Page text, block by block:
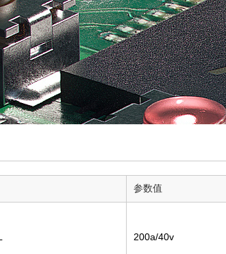
参数值
200a/40v